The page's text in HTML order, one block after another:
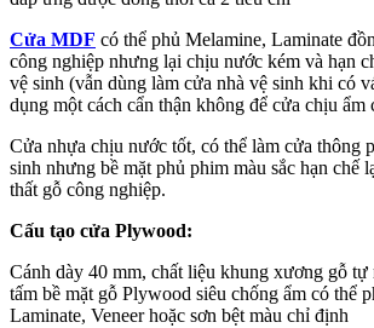
Cửa MDF có thể phủ Melamine, Laminate
công nghiệp nhưng lại chịu nước kém và hạn
vệ sinh (vẫn dùng làm cửa nhà vệ sinh khi có
dụng một cách cẩn thận không để cửa chịu ẩm
Cửa nhựa chịu nước tốt, có thể làm cửa thông
sinh nhưng bề mặt phủ phim màu sắc hạn chế
thất gỗ công nghiệp.
Cấu tạo cửa Plywood:
Cánh dày 40 mm, chất liệu khung xương gỗ tự
tấm bề mặt gỗ Plywood siêu chống ẩm có thể
Laminate, Veneer hoặc sơn bệt màu chỉ định